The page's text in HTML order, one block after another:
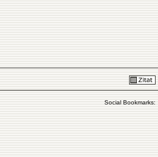
Social Bookmarks: